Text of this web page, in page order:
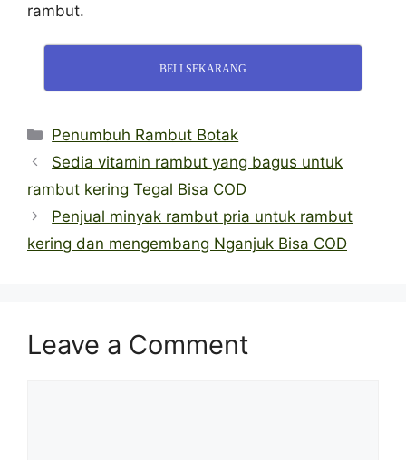
rambut.
BELI SEKARANG
Categories
Penumbuh Rambut Botak
Sedia vitamin rambut yang bagus untuk
rambut kering Tegal Bisa COD
Penjual minyak rambut pria untuk rambut
kering dan mengembang Nganjuk Bisa COD
Leave a Comment